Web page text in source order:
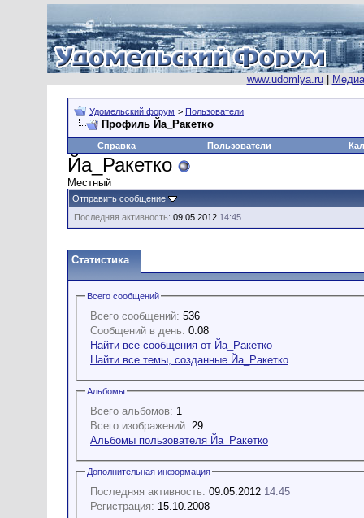
www.udomlya.ru|
Удомельский форум > Пользователи
Профиль Йа_Ракетко
Справка Пользователи
Йа_Ракетко
Местный
Отправить сообщение
Последняя активность: 09.05.2012 14:45
Статистика
Всего сообщений
Всего сообщений: 536
Сообщений в день: 0.08
Найти все сообщения от Йа_Ракетко
Найти все темы, созданные Йа_Ракетко
Альбомы
Всего альбомов: 1
Всего изображений: 29
Альбомы пользователя Йа_Ракетко
Дополнительная информация
Последняя активность: 09.05.2012 14:45
Регистрация: 15.10.2008